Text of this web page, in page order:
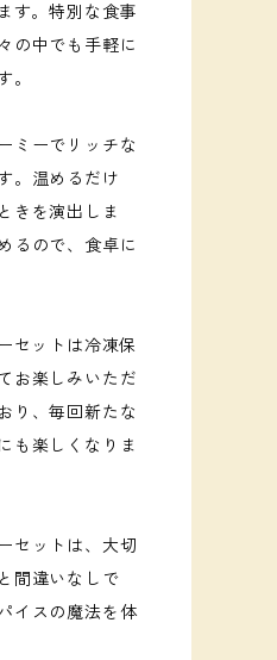
す。特別な食事
の中でも手軽に
。
ミーでリッチな
。温めるだけ
きを演出しま
るので、食卓に
セットは冷凍保
お楽しみいただ
り、毎回新たな
も楽しくなりま
セットは、大切
間違いなしで
イスの魔法を体